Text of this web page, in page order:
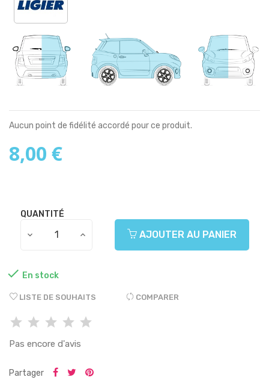
Aucun point de fidélité accordé pour ce produit.
8,00 €
QUANTITÉ
AJOUTER AU PANIER
 En stock
LISTE DE SOUHAITS COMPARER
Pas encore d'avis
Partager